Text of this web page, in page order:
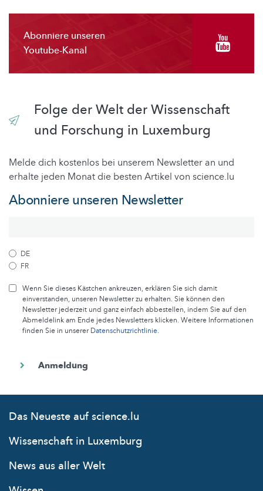
Abonniere unseren
Youtube-Kanal
Folge der Welt der Wissenschaft
und Forschung in Luxemburg
Melde dich kostenlos bei unserem Newsletter an und
erhalte jeden Monat die besten Artikel von science.lu
Abonniere unseren Newsletter
DE
FR
Wenn Sie dieses Kästchen ankreuzen, erklären Sie sich damit
einverstanden, unseren Newsletter zu erhalten. Sie können den
Newsletter jederzeit und ganz einfach abbestellen, indem Sie auf den
Abmeldelink am Ende jedes Newsletters klicken. Weitere Informationen
finden Sie in unsererDatenschutzrichtlinie.
Das Neueste auf science.lu
Wissenschaft in Luxemburg
News aus aller Welt